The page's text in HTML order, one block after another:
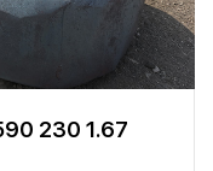
230 1.67